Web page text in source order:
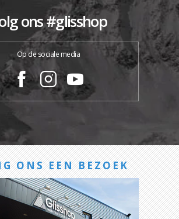
ons #glisshop
Op de sociale media
ONS EEN BEZOEK